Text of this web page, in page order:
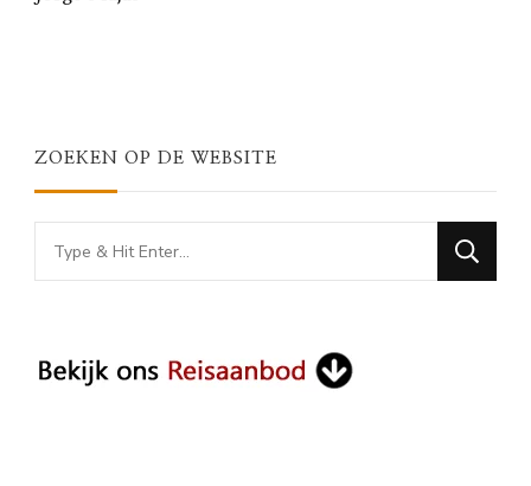
ZOEKEN OP DE WEBSITE
Looking
for